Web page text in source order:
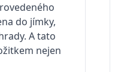
do jímky,
A tato
nejen